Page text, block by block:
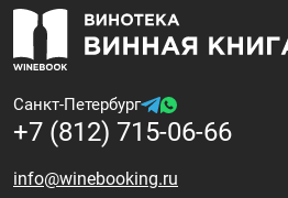
Санкт-Петербург
+7 (812) 715-06-66
info@winebooking.ru